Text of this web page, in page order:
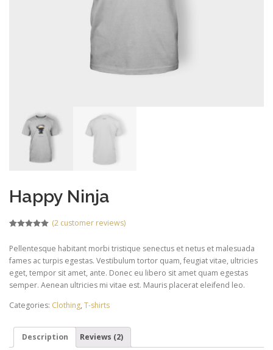
Happy Ninja
based on
customer
rating
(2 customer reviews)
Pellentesque habitant morbi tristique senectus et netus et malesuada
fames ac turpis egestas. Vestibulum tortor quam, feugiat vitae, ultricies
eget, tempor sit amet, ante. Donec eu libero sit amet quam egestas
semper. Aenean ultricies mi vitae est. Mauris placerat eleifend leo.
Categories: Clothing, T-shirts
Description Reviews (2)